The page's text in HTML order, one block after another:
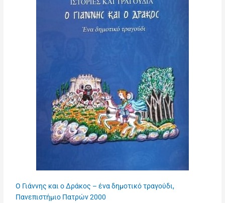
Ο Γιάννης και ο Δράκος – ένα δημοτικό τραγούδι,
Πανεπιστήμιο Πατρών 2000